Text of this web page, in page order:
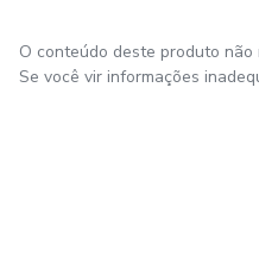
O conteúdo deste produto
Se você vir informações